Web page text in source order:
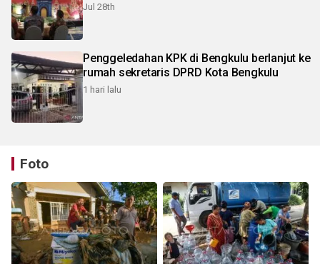
Jul 28th
Penggeledahan KPK di Bengkulu berlanjut ke
rumah sekretaris DPRD Kota Bengkulu
1 hari lalu
Foto